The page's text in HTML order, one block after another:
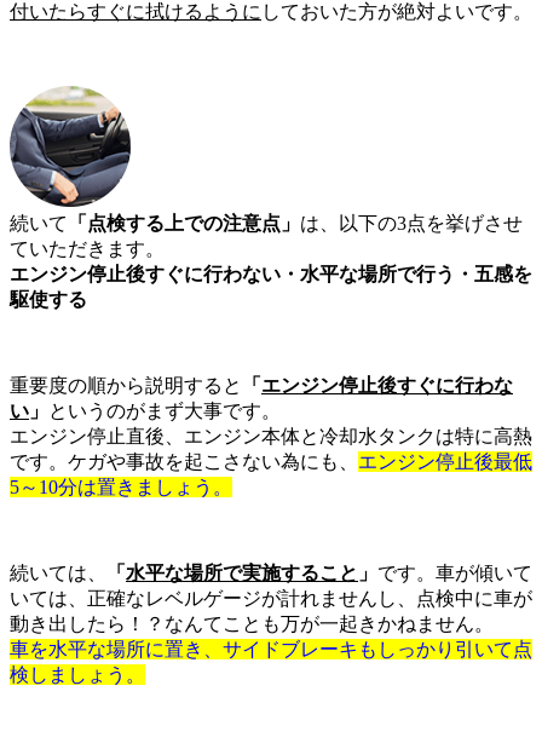
付いたらすぐに拭けるように しておいた方が絶対よいです。
続いて 「点検する上での注意点」 は、以下の3点を挙げさせ
ていただきます。
エンジン停止後すぐに行わない・水平な場所で行う・五感を
駆使する
重要度の順から説明すると 「 エンジン停止後すぐに行わな
い 」 というのがまず大事です。
エンジン停止直後、エンジン本体と冷却水タンクは特に高熱
です。ケガや事故を起こさない為にも、 エンジン停止後最低
5～10分は置きましょう。
続いては、 「 水平な場所で実施すること 」 です。車が傾いて
いては、正確なレベルゲージが計れませんし、点検中に車が
動き出したら！？なんてことも万が一起きかねません。
車を水平な場所に置き、サイドブレーキもしっかり引いて点
検しましょう。